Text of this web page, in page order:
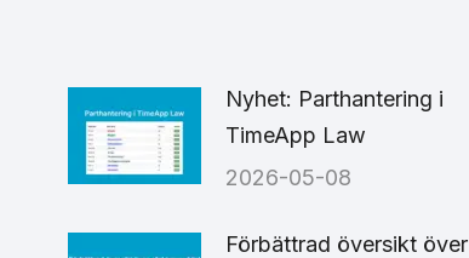
Nyhet: Parthantering i
TimeApp Law
2026-05-08
Förbättrad översikt över